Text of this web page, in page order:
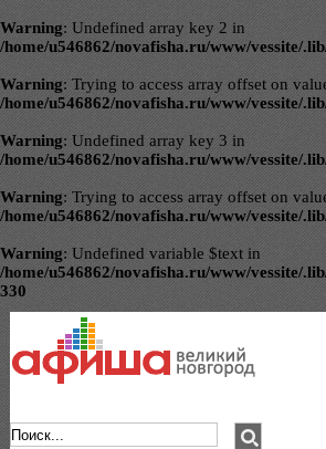
Warning: Undefined array key 2 in
/home/u546862/novafisha.ru/www/vessite/
Warning: Trying to access array offset on
/home/u546862/novafisha.ru/www/vessite/
Warning: Undefined array key 3 in
/home/u546862/novafisha.ru/www/vessite/
Warning: Trying to access array offset on
/home/u546862/novafisha.ru/www/vessite/
Warning: Undefined variable $text in
/home/u546862/novafisha.ru/www/vessite/
330